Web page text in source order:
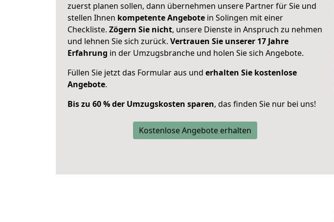
zuerst planen sollen, dann übernehmen unsere Partner für Sie und
stellen Ihnen kompetente Angebote in Solingen mit einer
Checkliste. Zögern Sie nicht, unsere Dienste in Anspruch zu nehmen
und lehnen Sie sich zurück. Vertrauen Sie unserer 17 Jahre
Erfahrung in der Umzugsbranche und holen Sie sich Angebote.
Füllen Sie jetzt das Formular aus und erhalten Sie kostenlose
Angebote.
Bis zu 60 % der Umzugskosten sparen, das finden Sie nur bei uns!
Kostenlose Angebote erhalten